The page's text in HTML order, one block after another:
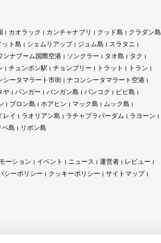
カオラック カンチャナブリ クッド島
クラダン島
ット島 シェムリアップ ジュム島
スラタニ
ンナプーム国際空港 ソンクラー タオ島
タク
チュンポン駅 チョンブリー トラット
トラン
シータマラート市街
ナコンシータマラート空港
ヤ パンガー パンガン島 バンコク
ピピ島
ブロン島 ホアヒン マック島
ムック島
レイ ラオリアン島 ラチャプラパーダム
ラヨーン
ペ島 リボン島
ーション イベント ニュース 運営者
レビュー
シーポリシー クッキーポリシー
サイトマップ